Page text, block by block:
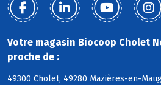
Votre magasin Biocoop Cholet
proche de :
49300 Cholet, 49280 Mazières-en-